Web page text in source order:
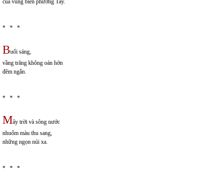
của vùng biển phương Tây.
* * *
Buổi sáng,
vầng trăng không oán hờn
đêm ngắn.
* * *
Mây trời và sông nước
nhuốm màu thu sang,
những ngọn núi xa.
* * *